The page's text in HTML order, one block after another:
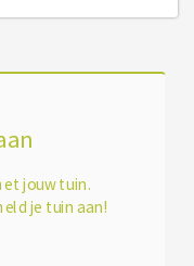
jouw tuin.
je tuin aan!